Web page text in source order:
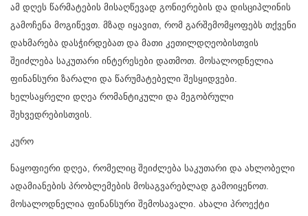
ამ დღეს წარმატების მისაღწევად გონიერების და დისციპლინის
გამოჩენა მოგიწევთ. მზად იყავით, რომ გარშემომყოფებს თქვენი
დახმარება დასჭირდებათ და მათი კეთილდღეობისთვის
შეიძლება საკუთარი ინტერესები დათმოთ. მოსალოდნელია
ფინანსური ზარალი და წარუმატებელი შესყიდვები.
ხელსაყრელი დღეა რომანტიკული და მეგობრული
შეხვედრებისთვის.
კურო
ნაყოფიერი დღეა, რომელიც შეიძლება საკუთარი და ახლობელი
ადამიანების პრობლემების მოსაგვარებლად გამოიყენოთ.
მოსალოდნელია ფინანსური შემოსავალი. ახალი პროექტი